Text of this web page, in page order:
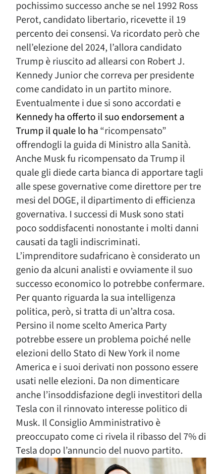
pochissimo successo anche se nel 1992 Ross
Perot, candidato libertario, ricevette il 19
percento dei consensi. Va ricordato però che
nell’elezione del 2024, l’allora candidato
Trump è riuscito ad allearsi con Robert J.
Kennedy Junior che correva per presidente
come candidato in un partito minore.
Eventualmente i due si sono accordati e
Kennedy ha offerto il suo endorsement a
Trump il quale lo ha “ricompensato”
offrendogli la guida di Ministro alla Sanità.
Anche Musk fu ricompensato da Trump il
quale gli diede carta bianca di apportare tagli
alle spese governative come direttore per tre
mesi del DOGE, il dipartimento di efficienza
governativa. I successi di Musk sono stati
poco soddisfacenti nonostante i molti danni
causati da tagli indiscriminati.
L’imprenditore sudafricano è considerato un
genio da alcuni analisti e ovviamente il suo
successo economico lo potrebbe confermare.
Per quanto riguarda la sua intelligenza
politica, però, si tratta di un’altra cosa.
Persino il nome scelto America Party
potrebbe essere un problema poiché nelle
elezioni dello Stato di New York il nome
America e i suoi derivati non possono essere
usati nelle elezioni. Da non dimenticare
anche l’insoddisfazione degli investitori della
Tesla con il rinnovato interesse politico di
Musk. Il Consiglio Amministrativo è
preoccupato come ci rivela il ribasso del 7% di
Tesla dopo l’annuncio del nuovo partito.